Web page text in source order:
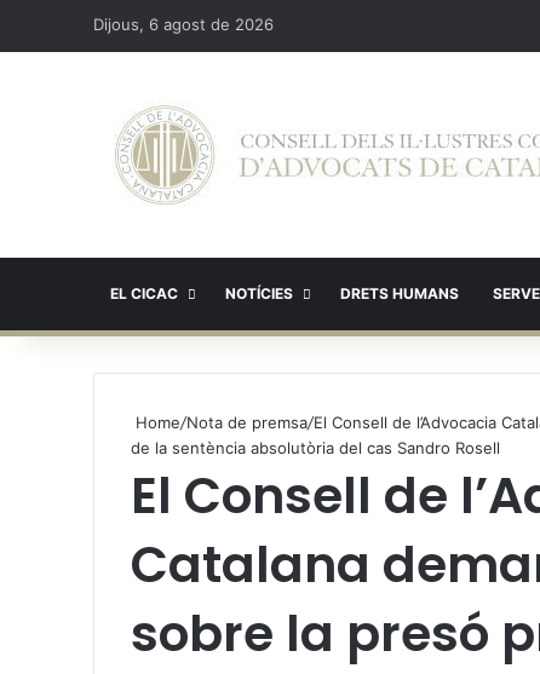
Dijous, 6 agost de 2026
EL CICAC NOTÍCIES DRETS HUMANS
Home/Nota de premsa/El Consell de l’Advocacia
de la sentència absolutòria del cas Sandro Rosell
El Consell de
Catalana
sobre la presó